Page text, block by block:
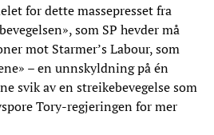
for dette massepresset fra
som SP hevder må
mot Starmer’s Labour, som
– en unnskyldning på én
svik av en streikebevegelse som
Tory-regjeringen for mer